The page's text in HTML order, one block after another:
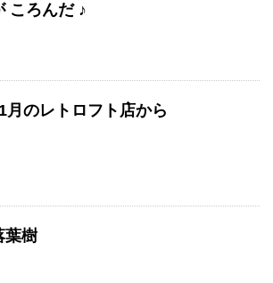
ころんだ ♪
月のレトロフト店から
葉樹